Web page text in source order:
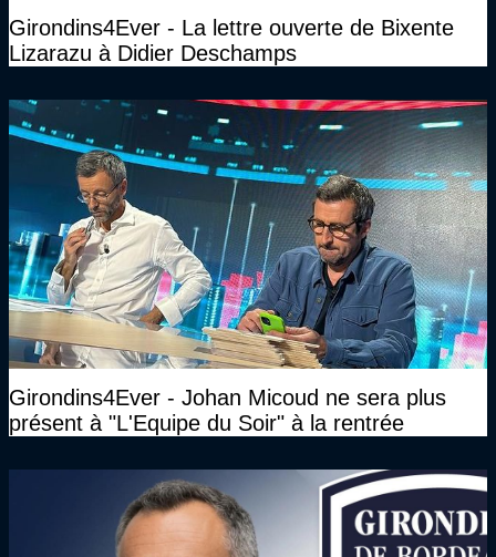
Girondins4Ever - La lettre ouverte de Bixente
Lizarazu à Didier Deschamps
Girondins4Ever - Johan Micoud ne sera plus
présent à "L'Equipe du Soir" à la rentrée